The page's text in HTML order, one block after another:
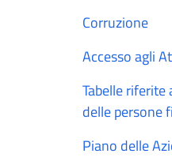
Corruzione
Accesso agli
Tabelle
delle persone
Piano delle